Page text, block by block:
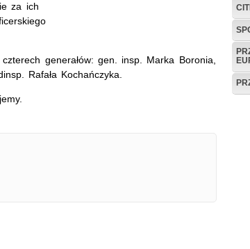
za ich
generałów: gen. insp. Marka Boronia,
Rafała Kochańczyka.